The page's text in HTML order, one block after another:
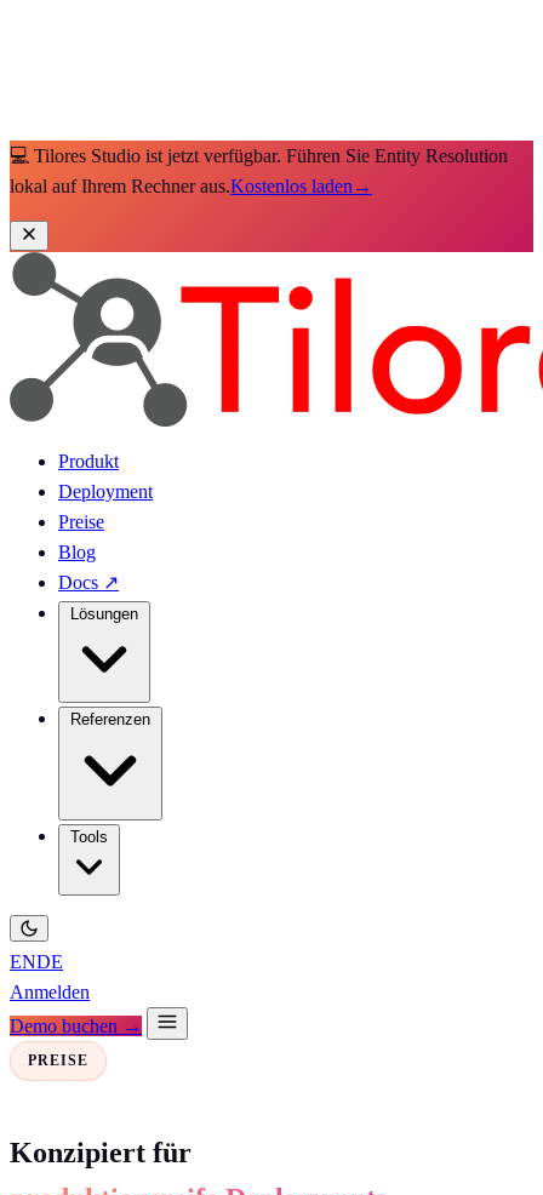
💻 Tilores Studio ist jetzt verfügbar. Führen Sie Entity Resolution
lokal auf Ihrem Rechner aus.Kostenlos laden →
Produkt
Deployment
Preise
Blog
Docs ↗
ENDE
Anmelden
Demo buchen →
PREISE
Konzipiert für